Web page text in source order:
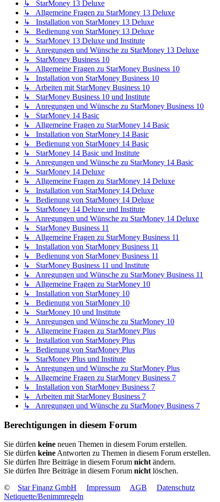
↳ StarMoney 13 Deluxe
↳ Allgemeine Fragen zu StarMoney 13 Deluxe
↳ Installation von StarMoney 13 Deluxe
↳ Bedienung von StarMoney 13 Deluxe
↳ StarMoney 13 Deluxe und Institute
↳ Anregungen und Wünsche zu StarMoney 13 Deluxe
↳ StarMoney Business 10
↳ Allgemeine Fragen zu StarMoney Business 10
↳ Installation von StarMoney Business 10
↳ Arbeiten mit StarMoney Business 10
↳ StarMoney Business 10 und Institute
↳ Anregungen und Wünsche zu StarMoney Business 10
↳ StarMoney 14 Basic
↳ Allgemeine Fragen zu StarMoney 14 Basic
↳ Installation von StarMoney 14 Basic
↳ Bedienung von StarMoney 14 Basic
↳ StarMoney 14 Basic und Institute
↳ Anregungen und Wünsche zu StarMoney 14 Basic
↳ StarMoney 14 Deluxe
↳ Allgemeine Fragen zu StarMoney 14 Deluxe
↳ Installation von StarMoney 14 Deluxe
↳ Bedienung von StarMoney 14 Deluxe
↳ StarMoney 14 Deluxe und Institute
↳ Anregungen und Wünsche zu StarMoney 14 Deluxe
↳ StarMoney Business 11
↳ Allgemeine Fragen zu StarMoney Business 11
↳ Installation von StarMoney Business 11
↳ Bedienung von StarMoney Business 11
↳ StarMoney Business 11 und Institute
↳ Anregungen und Wünsche zu StarMoney Business 11
↳ Allgemeine Fragen zu StarMoney 10
↳ Installation von StarMoney 10
↳ Bedienung von StarMoney 10
↳ StarMoney 10 und Institute
↳ Anregungen und Wünsche zu StarMoney 10
↳ Allgemeine Fragen zu StarMoney Plus
↳ Installation von StarMoney Plus
↳ Bedienung von StarMoney Plus
↳ StarMoney Plus und Institute
↳ Anregungen und Wünsche zu StarMoney Plus
↳ Allgemeine Fragen zu StarMoney Business 7
↳ Installation von StarMoney Business 7
↳ Arbeiten mit StarMoney Business 7
↳ Anregungen und Wünsche zu StarMoney Business 7
Berechtigungen in diesem Forum
Sie dürfen keine neuen Themen in diesem Forum erstellen.
Sie dürfen keine Antworten zu Themen in diesem Forum erstellen.
Sie dürfen Ihre Beiträge in diesem Forum nicht ändern.
Sie dürfen Ihre Beiträge in diesem Forum nicht löschen.
©
Star Finanz GmbH Impressum AGB
Datenschutz
Netiquette/Benimmregeln